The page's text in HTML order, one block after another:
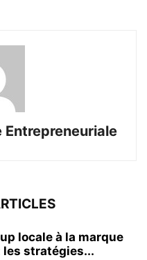
Entrepreneuriale
locale à la marque
les stratégies...